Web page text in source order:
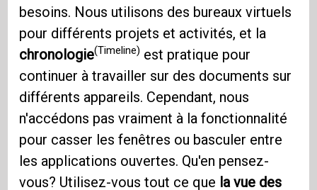
besoins. Nous utilisons des bureaux virtuels
pour différents projets et activités, et la
chronologie(Timeline) est pratique pour
continuer à travailler sur des documents sur
différents appareils. Cependant, nous
n'accédons pas vraiment à la fonctionnalité
pour casser les fenêtres ou basculer entre
les applications ouvertes. Qu'en pensez-
vous? Utilisez-vous tout ce que la vue des